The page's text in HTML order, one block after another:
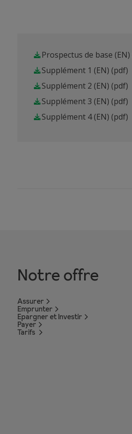
Prospectus de base (EN)
Supplément 1 (EN) (pdf)
Supplément 2 (EN) (pdf)
Supplément 3 (EN) (pdf)
Supplément 4 (EN) (pdf)
Notre offre
Assurer
Emprunter
Epargner et Investir
Payer
Tarifs